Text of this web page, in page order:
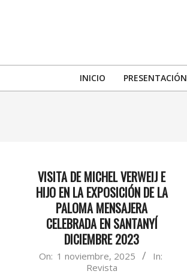
INICIO PRESENTACIÓN
VISITA DE MICHEL VERWEIJ E
HIJO EN LA EXPOSICIÓN DE LA
PALOMA MENSAJERA
CELEBRADA EN SANTANYÍ
DICIEMBRE 2023
2025-
On: 1 noviembre, 2025
In:
Revista